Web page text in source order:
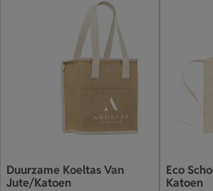
Duurzame Koeltas Van
Jute/Katoen
Eco
Katoen